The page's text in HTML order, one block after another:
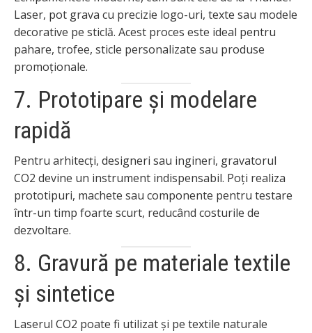
Laser, pot grava cu precizie logo-uri, texte sau modele
decorative pe sticlă. Acest proces este ideal pentru
pahare, trofee, sticle personalizate sau produse
promoționale.
7. Prototipare și modelare
rapidă
Pentru arhitecți, designeri sau ingineri, gravatorul
CO2 devine un instrument indispensabil. Poți realiza
prototipuri, machete sau componente pentru testare
într-un timp foarte scurt, reducând costurile de
dezvoltare.
8. Gravură pe materiale textile
și sintetice
Laserul CO2 poate fi utilizat și pe textile naturale